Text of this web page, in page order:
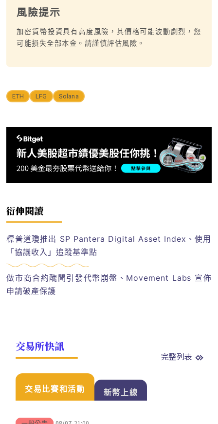
風險提示
加密貨幣投資具有高度風險，其價格可能波動劇烈，您
可能損失全部本金。請謹慎評估風險。
ETH LFG Solana
衍伸閱讀
標普道瓊推出 SP Pantera Digital Asset Index、使用
「協議收入」追蹤基準點
做市商合約醜聞引發代幣崩盤、Movement Labs 宣佈
申請破產保護
交易所快訊
完整列表
交易比賽和活動 新幣上線